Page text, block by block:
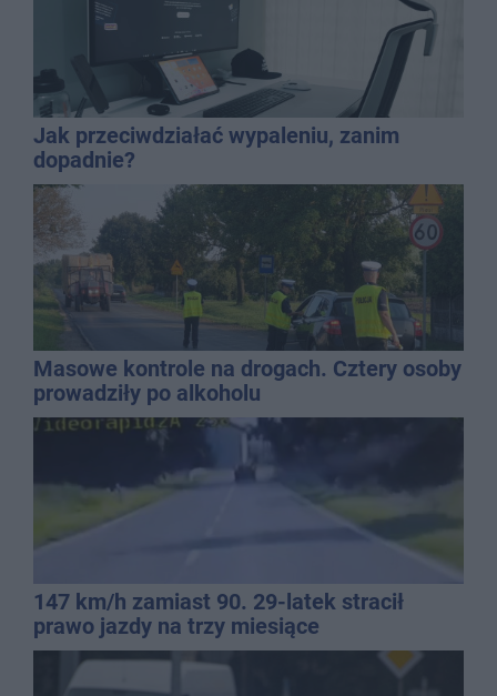
Jak przeciwdziałać wypaleniu, zanim
dopadnie?
Masowe kontrole na drogach. Cztery osoby
prowadziły po alkoholu
147 km/h zamiast 90. 29-latek stracił
prawo jazdy na trzy miesiące